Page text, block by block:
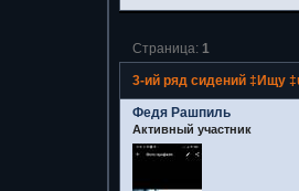
3-ий ряд сидений ‡Ищу
Страница: 1
Федя Рашпиль
Активный участник